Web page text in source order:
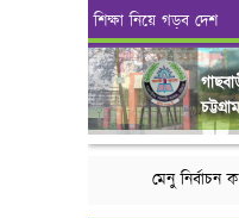
শিক্ষা নিয়ে গড়ব দেশ
মেনু নির্বাচন